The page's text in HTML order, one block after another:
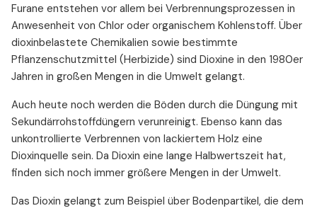
Furane entstehen vor allem bei Verbrennungsprozessen in
Anwesenheit von Chlor oder organischem Kohlenstoff. Über
dioxinbelastete Chemikalien sowie bestimmte
Pflanzenschutzmittel (Herbizide) sind Dioxine in den 1980er
Jahren in großen Mengen in die Umwelt gelangt.
Auch heute noch werden die Böden durch die Düngung mit
Sekundärrohstoffdüngern verunreinigt. Ebenso kann das
unkontrollierte Verbrennen von lackiertem Holz eine
Dioxinquelle sein. Da Dioxin eine lange Halbwertszeit hat,
finden sich noch immer größere Mengen in der Umwelt.
Das Dioxin gelangt zum Beispiel über Bodenpartikel, die dem